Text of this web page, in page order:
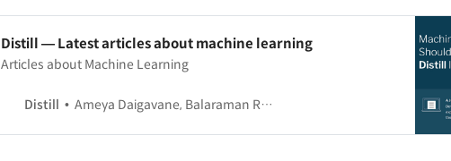
Distill — Latest articles about machine learning
Articles about Machine Learning
Distill Ameya Daigavane, Balaraman Ravindran, and Gaurav Aggarwal